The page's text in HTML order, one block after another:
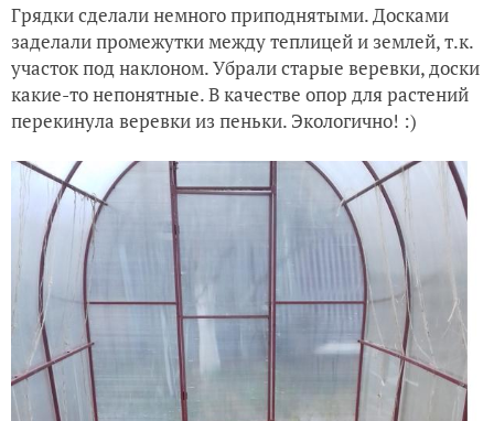
Грядки сделали немного приподнятыми. Досками
заделали промежутки между теплицей и землей, т.к.
участок под наклоном. Убрали старые веревки, доски
какие-то непонятные. В качестве опор для растений
перекинула веревки из пеньки. Экологично! :)